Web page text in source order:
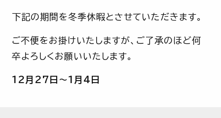
下記の期間を冬季休暇とさせていただきます。
ご不便をお掛けいたしますが、ご了承のほど何
卒よろしくお願いいたします。
12月27日～1月4日